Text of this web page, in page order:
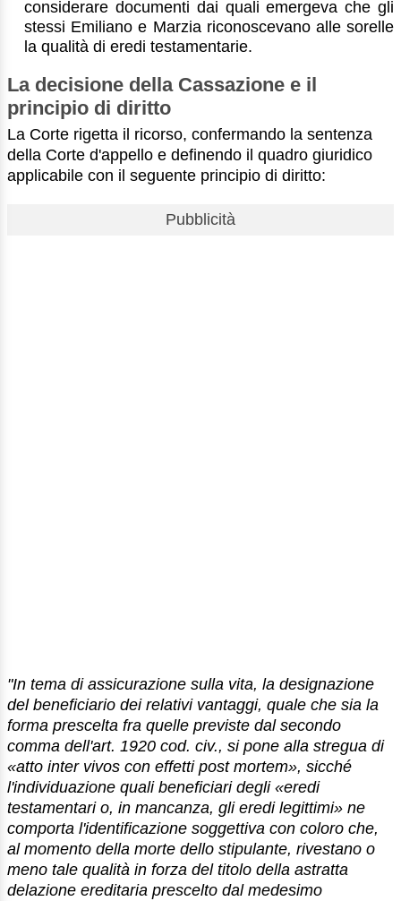
considerare documenti dai quali emergeva che gli
stessi Emiliano e Marzia riconoscevano alle sorelle
la qualità di eredi testamentarie.
La decisione della Cassazione e il
principio di diritto
La Corte rigetta il ricorso, confermando la sentenza
della Corte d'appello e definendo il quadro giuridico
applicabile con il seguente principio di diritto:
Pubblicità
"In tema di assicurazione sulla vita, la designazione
del beneficiario dei relativi vantaggi, quale che sia la
forma prescelta fra quelle previste dal secondo
comma dell'art. 1920 cod. civ., si pone alla stregua di
«atto inter vivos con effetti post mortem», sicché
l'individuazione quali beneficiari degli «eredi
testamentari o, in mancanza, gli eredi legittimi» ne
comporta l'identificazione soggettiva con coloro che,
al momento della morte dello stipulante, rivestano o
meno tale qualità in forza del titolo della astratta
delazione ereditaria prescelto dal medesimo